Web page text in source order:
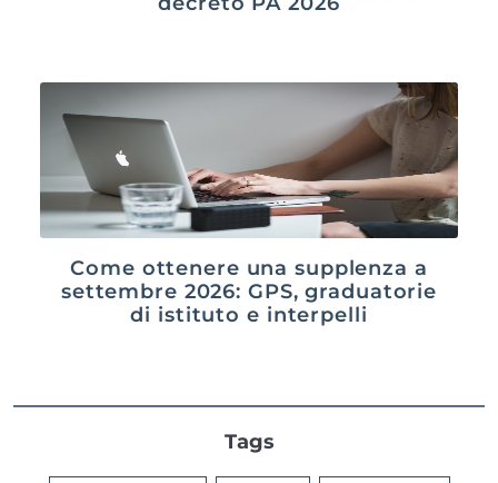
Come ottenere una supplenza a
settembre 2026: GPS, graduatorie
di istituto e interpelli
Tags